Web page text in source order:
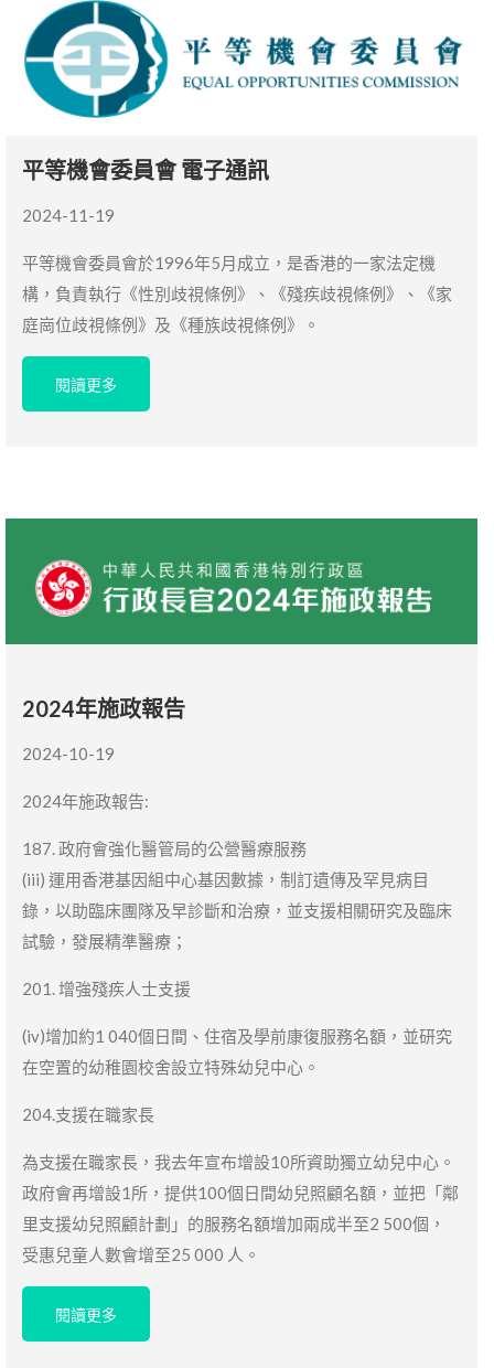
平等機會委員會 電子通訊
2024-11-19
平等機會委員會於1996年5月成立，是香港的一家法定機
構，負責執行《性別歧視條例》、《殘疾歧視條例》、《家
庭崗位歧視條例》及《種族歧視條例》。
閱讀更多
2024年施政報告
2024-10-19
2024年施政報告:
187. 政府會強化醫管局的公營醫療服務
(iii) 運用香港基因組中心基因數據，制訂遺傳及罕見病目
錄，以助臨床團隊及早診斷和治療，並支援相關研究及臨床
試驗，發展精準醫療；
201. 增強殘疾人士支援
(iv)增加約1 040個日間、住宿及學前康復服務名額，並研究
在空置的幼稚園校舍設立特殊幼兒中心。
204.支援在職家長
為支援在職家長，我去年宣布增設10所資助獨立幼兒中心。
政府會再增設1所，提供100個日間幼兒照顧名額，並把「鄰
里支援幼兒照顧計劃」的服務名額增加兩成半至2 500個，
受惠兒童人數會增至25 000 人。
閱讀更多